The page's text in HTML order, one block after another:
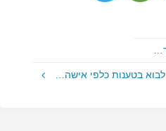
לבוא בטענות כלפי אישה…